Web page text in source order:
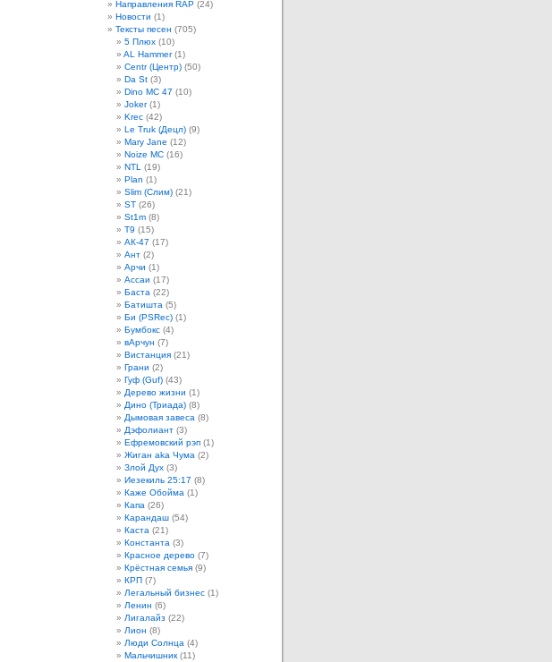
Направления RAP (24)
Новости (1)
Тексты песен (705)
5 Плюх (10)
AL Hammer(1)
Centr (Центр) (50)
Da St (3)
Dino MC 47 (10)
Joker(1)
Krec (42)
Le Truk (Децл) (9)
Mary Jane (12)
Noize MC (16)
NTL
(19)
Plan (1)
Slim (Слим) (21)
ST (26)
St1m (8)
T9 (15)
АК-47 (17)
Ант (2)
Арчи (1)
Ассаи (17)
Баста (22)
Батишта (5)
Би (PSRec) (1)
Бумбокс (4)
вАрчун (7)
Вистанция (21)
Грани (2)
Гуф (Guf) (43)
Дерево жизни (1)
Дино (Триада) (8)
Дымовая завеса (8)
Дэфолиант (3)
Ефремовский рэп (1)
Жиган aka Чума (2)
Злой Дух (3)
Иезекиль 25:17 (8)
Каже Обойма (1)
Капа (26)
Карандаш (54)
Каста (21)
Константа (3)
Красное дерево (7)
Крёстная семья (9)
КРП (7)
Легальный бизнес (1)
Ленин (6)
Лигалайз (22)
Лион (8)
Люди Солнца (4)
Мальчишник (11)